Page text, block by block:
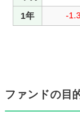
ファンドの目